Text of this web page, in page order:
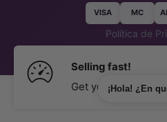
¡Hola! ¿En
Selling fast!
Get yours while
VISA MC
Política de